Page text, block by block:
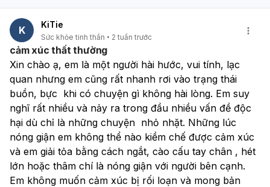
K KiTie
Sức khỏe tinh thần 2 tuần trước
cảm xúc thất thường
Xin chào ạ, em là một người hài hước, vui tính, lạc
quan nhưng em cũng rất nhanh rơi vào trạng thái
buồn, bực  khi có chuyện gì không hài lòng. Em suy
nghĩ rất nhiều và nảy ra trong đầu nhiều vấn đề độc
hại dù chỉ là những chuyện  nhỏ nhặt. Những lúc
nóng giận em không thể nào kiềm chế được cảm xúc
và em giải tỏa bằng cách ngắt, cào cấu tay chân , hét
lớn hoặc thâm chí là nóng giận với người bên cạnh.
Em không muốn cảm xúc bị rối loạn và mong bản